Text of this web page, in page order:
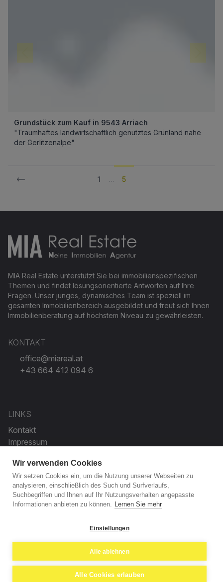
Grundstück zum Kauf in 9543 Arriach
"Traumhaftes landwirtschaftlich genutztes Grünland nahe
der Gerlitzenalpe"
1 … 5
MIA Real Estate unterstützt Sie bei immobilienspezifischen
Themen und findet lösungsorientierte Antworten auf Ihre
Fragen. Unser junges, dynamisches Team ist speziell im
gesamten Immobilienbereich ausgebildet und freut sich Ihnen
Immobilienberatung auf höchstem Niveau zu gewährleisten.
KONTAKT
office@miareal.at
+43 664 412 094 6
LINKS
Kontakt
Impressum
BERATUNG
Füllen Sie unverbindlich unser Kontaktformular aus - einer
unserer Mitarbeiter meldet sich in Kürze:
© 2026 - MIA Real Estate GmbH
Wir verwenden Cookies
Wir setzen Cookies ein, um die Nutzung unserer Webseiten zu
analysieren, einschließlich des Such und Surfverlaufs,
Suchbegriffen und Ihnen auf Ihr Nutzungsverhalten angepasste
Informationen anbieten zu können. Lernen Sie mehr
Einstellungen
Alle ablehnen
Alle Cookies erlauben